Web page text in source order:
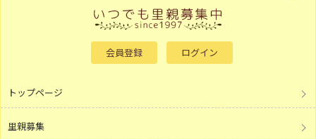
会員登録 ログイン
トップページ
里親募集